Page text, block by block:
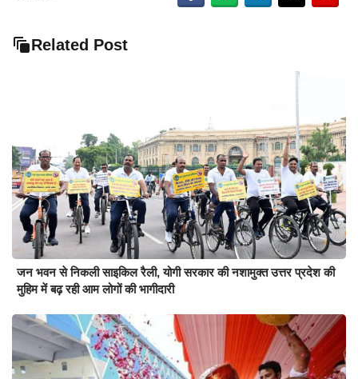
Related Post
जन भवन से निकली साइकिल रैली, योगी सरकार की नशामुक्त उत्तर प्रदेश की
मुहिम में बढ़ रही आम लोगों की भागीदारी